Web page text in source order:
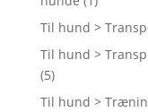
Til hund >
Til hund >
(5)
Til hund >